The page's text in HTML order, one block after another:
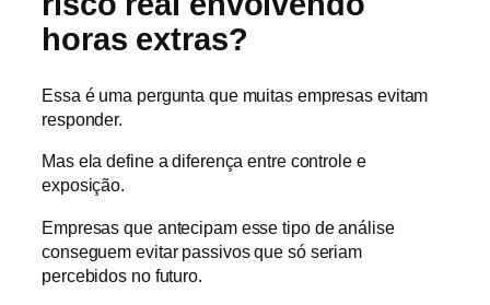
horas extras?
Essa é uma pergunta que muitas empresas evitam
responder.
Mas ela define a diferença entre controle e
exposição.
Empresas que antecipam esse tipo de análise
conseguem evitar passivos que só seriam
percebidos no futuro.